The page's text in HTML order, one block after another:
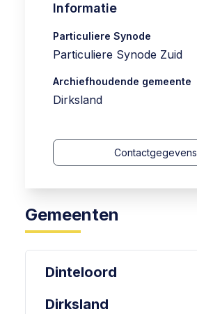
Informatie
Particuliere Synode
Particuliere Synode Zuid
Archiefhoudende gemeente
Dirksland
Contactgegevens
Gemeenten
Dinteloord
Dirksland